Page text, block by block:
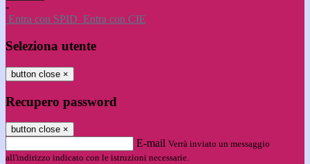
-
Entra con SPID Entra con CIE
Seleziona utente
button close ×
Recupero password
button close ×
E-mail Verrà inviato un messaggio
all'indirizzo indicato con le istruzioni necessarie.